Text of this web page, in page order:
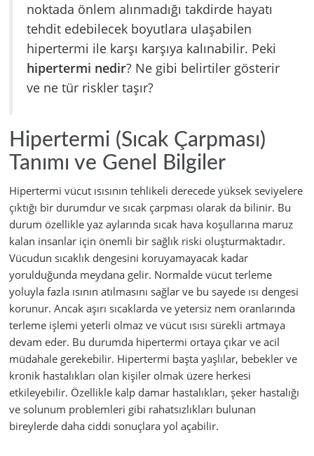
noktada önlem alınmadığı takdirde hayatı
tehdit edebilecek boyutlara ulaşabilen
hipertermi ile karşı karşıya kalınabilir. Peki
hipertermi nedir? Ne gibi belirtiler gösterir
ve ne tür riskler taşır?
Hipertermi (Sıcak Çarpması)
Tanımı ve Genel Bilgiler
Hipertermi vücut ısısının tehlikeli derecede yüksek seviyelere
çıktığı bir durumdur ve sıcak çarpması olarak da bilinir. Bu
durum özellikle yaz aylarında sıcak hava koşullarına maruz
kalan insanlar için önemli bir sağlık riski oluşturmaktadır.
Vücudun sıcaklık dengesini koruyamayacak kadar
yorulduğunda meydana gelir. Normalde vücut terleme
yoluyla fazla ısının atılmasını sağlar ve bu sayede ısı dengesi
korunur. Ancak aşırı sıcaklarda ve yetersiz nem oranlarında
terleme işlemi yeterli olmaz ve vücut ısısı sürekli artmaya
devam eder. Bu durumda hipertermi ortaya çıkar ve acil
müdahale gerekebilir. Hipertermi başta yaşlılar, bebekler ve
kronik hastalıkları olan kişiler olmak üzere herkesi
etkileyebilir. Özellikle kalp damar hastalıkları, şeker hastalığı
ve solunum problemleri gibi rahatsızlıkları bulunan
bireylerde daha ciddi sonuçlara yol açabilir.